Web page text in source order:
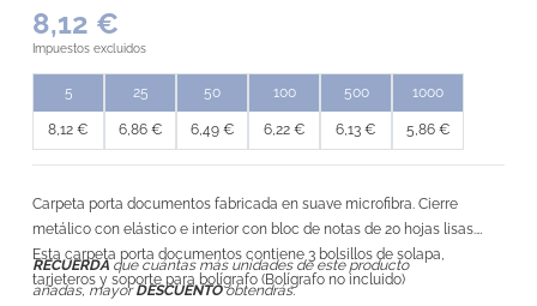
8,12 €
Impuestos excluidos
5
8,12 €
25
6,86 €
50
6,49 €
100
6,22 €
500
6,13 €
1000
5,86 €
Carpeta porta documentos fabricada en suave microfibra. Cierre
metálico con elástico e interior con bloc de notas de 20 hojas lisas.
Esta carpeta porta documentos contiene 3 bolsillos de solapa,
tarjeteros y soporte para bolígrafo (Bolígrafo no incluido)
RECUERDA que cuántas más unidades de este producto
añadas, mayorDESCUENTOobtendrás.